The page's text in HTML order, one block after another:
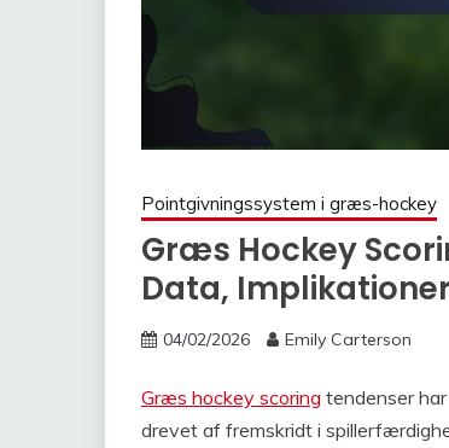
Pointgivningssystem i græs-hockey
Græs Hockey
Data, Implikationer
04/02/2026 Emily Carterson
Græs hockey scoring tendenser
drevet af fremskridt i